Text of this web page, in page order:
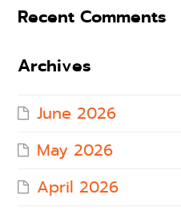
Recent Comments
Archives
June 2026
May 2026
April 2026